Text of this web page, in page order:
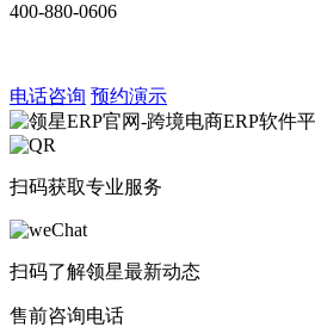
400-880-0606
电话咨询 预约演示
扫码获取专业服务
扫码了解领星最新动态
售前咨询电话